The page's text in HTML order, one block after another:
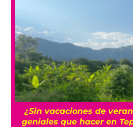
¿Sin vacaciones de
geniales que hacer en